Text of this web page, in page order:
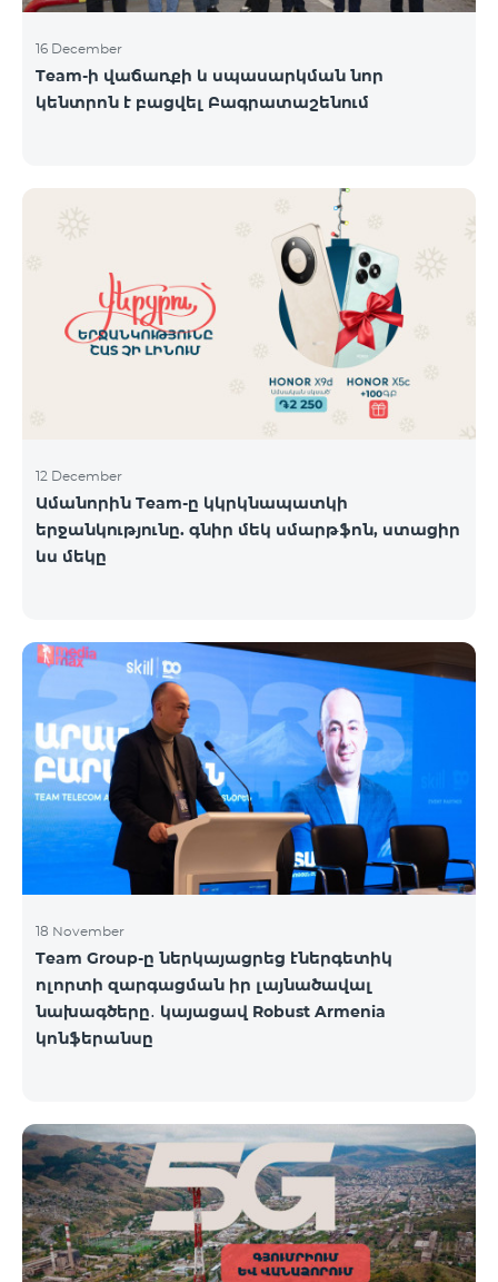
16 December
Team-ի վաճառքի և սպասարկման նոր
կենտրոն է բացվել Բագրատաշենում
12 December
Ամանորին Team-ը կկրկնապատկի
երջանկությունը. գնիր մեկ սմարթֆոն, ստացիր
ևս մեկը
18 November
Team Group-ը ներկայացրեց էներգետիկ
ոլորտի զարգացման իր լայնածավալ
նախագծերը․ կայացավ Robust Armenia
կոնֆերանսը